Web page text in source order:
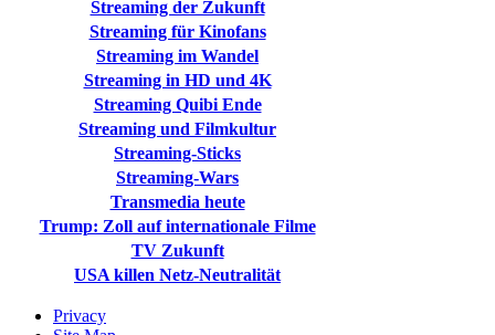
Streaming der Zukunft
Streaming für Kinofans
Streaming im Wandel
Streaming in HD und 4K
Streaming Quibi Ende
Streaming und Filmkultur
Streaming-Sticks
Streaming-Wars
Transmedia heute
Trump: Zoll auf internationale Filme
TV Zukunft
USA killen Netz-Neutralität
Privacy